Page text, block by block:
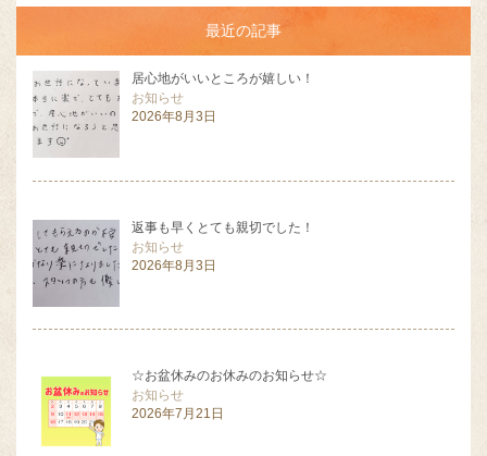
最近の記事
居心地がいいところが嬉しい！
お知らせ
2026年8月3日
返事も早くとても親切でした！
お知らせ
2026年8月3日
☆お盆休みのお休みのお知らせ☆
お知らせ
2026年7月21日